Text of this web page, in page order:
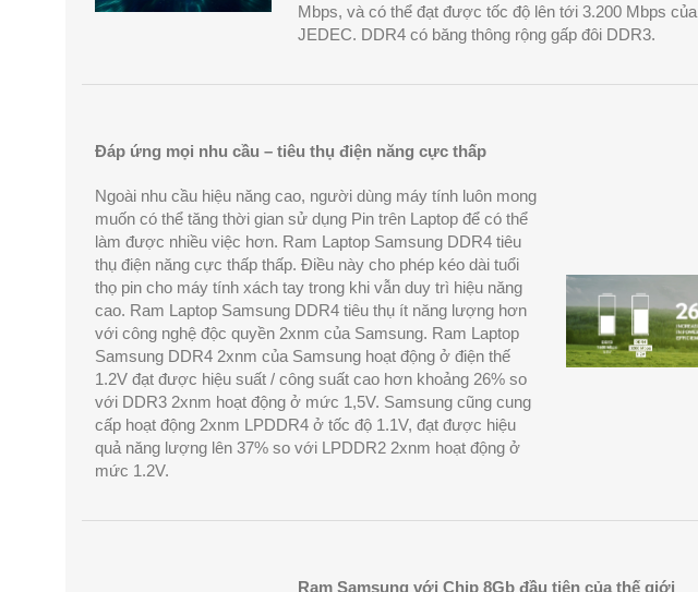
Mbps, và có thể đạt được tốc độ lên tới 3.200 Mbps của
JEDEC. DDR4 có băng thông rộng gấp đôi DDR3.
Đáp ứng mọi nhu cầu – tiêu thụ điện năng cực thấp
Ngoài nhu cầu hiệu năng cao, người dùng máy tính luôn mong
muốn có thể tăng thời gian sử dụng Pin trên Laptop để có thể
làm được nhiều việc hơn. Ram Laptop Samsung DDR4 tiêu
thụ điện năng cực thấp thấp. Điều này cho phép kéo dài tuổi
thọ pin cho máy tính xách tay trong khi vẫn duy trì hiệu năng
cao. Ram Laptop Samsung DDR4 tiêu thụ ít năng lượng hơn
với công nghệ độc quyền 2xnm của Samsung. Ram Laptop
Samsung DDR4 2xnm của Samsung hoạt động ở điện thế
1.2V đạt được hiệu suất / công suất cao hơn khoảng 26% so
với DDR3 2xnm hoạt động ở mức 1,5V. Samsung cũng cung
cấp hoạt động 2xnm LPDDR4 ở tốc độ 1.1V, đạt được hiệu
quả năng lượng lên 37% so với LPDDR2 2xnm hoạt động ở
mức 1.2V.
Ram Samsung với Chip 8Gb đầu tiên của thế giới